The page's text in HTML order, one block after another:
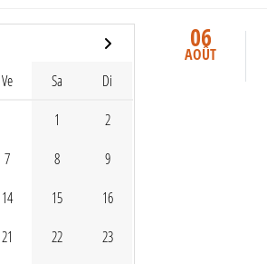
Ve Sa Di
1 2
7 8 9
14 15 16
21 22 23
06
AOÛT